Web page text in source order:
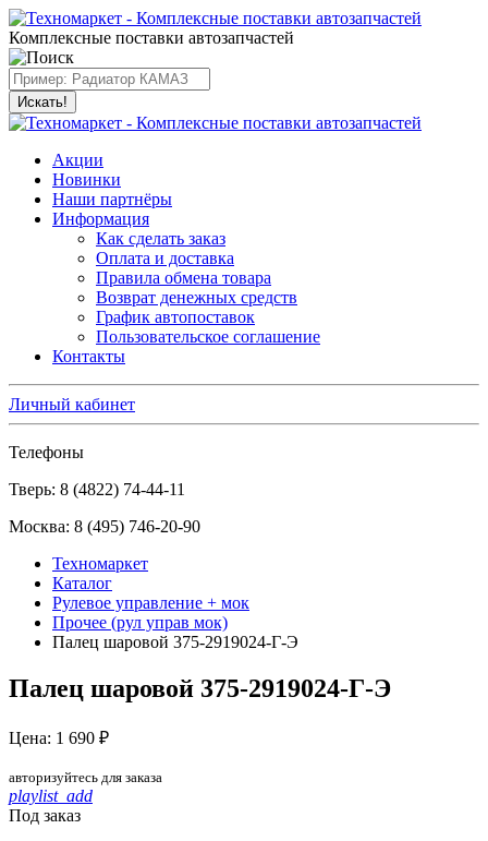
Комплексные поставки автозапчастей
Искать!
Акции
Новинки
Наши партнёры
Информация
Как сделать заказ
Оплата и доставка
Правила обмена товара
Возврат денежных средств
График автопоставок
Пользовательское соглашение
Контакты
Личный кабинет
Телефоны
Тверь: 8 (4822) 74-44-11
Москва: 8 (495) 746-20-90
Техномаркет
Каталог
Рулевое управление + мок
Прочее (рул управ мок)
Палец шаровой 375-2919024-Г-Э
Палец шаровой 375-2919024-Г-Э
Цена: 1 690 ₽
авторизуйтесь для заказа
playlist_add
Под заказ